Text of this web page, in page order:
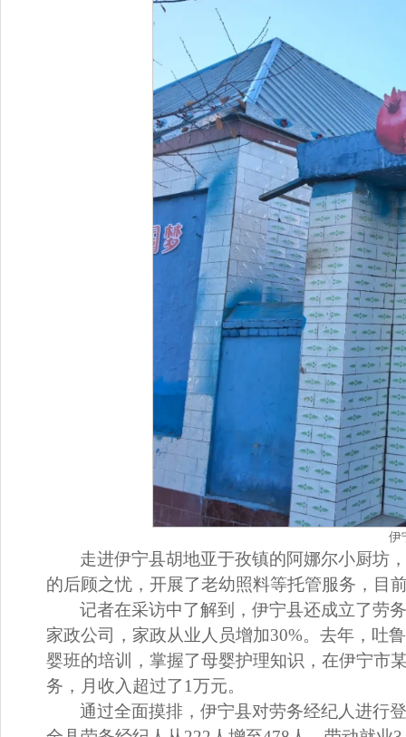
伊
走进伊宁县胡地亚于孜镇的阿娜尔小厨坊
的后顾之忧，开展了老幼照料等托管服务，目
记者在采访中了解到，伊宁县还成立了劳
家政公司，家政从业人员增加30%。去年，吐
婴班的培训，掌握了母婴护理知识，在伊宁市
务，月收入超过了1万元。
通过全面摸排，伊宁县对劳务经纪人进行